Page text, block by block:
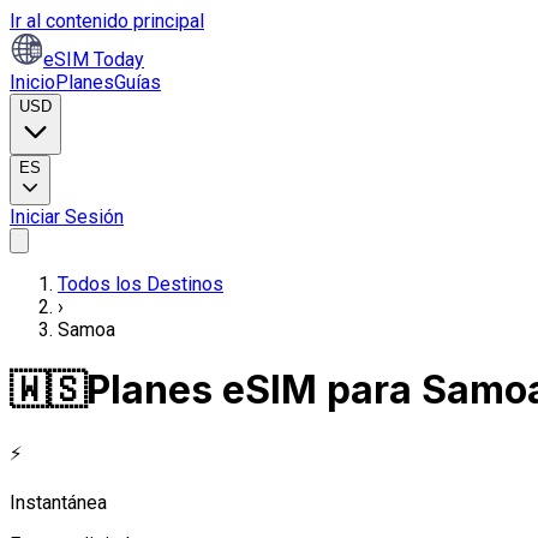
Ir al contenido principal
eSIM Today
InicioPlanesGuías
USD
ES
Iniciar Sesión
Todos los Destinos
›
Samoa
🇼🇸Planes eSIM para
⚡
Instantánea